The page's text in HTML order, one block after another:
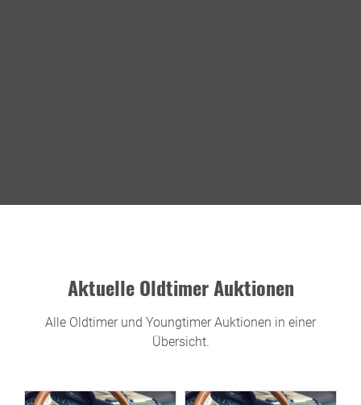
Aktuelle Oldtimer Auktionen
Alle Oldtimer und Youngtimer Auktionen in einer
Übersicht.